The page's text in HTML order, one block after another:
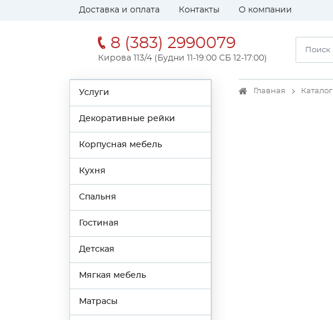
Доставка и оплата Контакты О компании
8 (383) 2990079
Кирова 113/4 (Будни 11-19:00 СБ 12-17:00)
Услуги
Декоративные рейки
Корпусная мебель
Кухня
Спальня
Гостиная
Детская
Мягкая мебель
Матрасы
Главная Каталог